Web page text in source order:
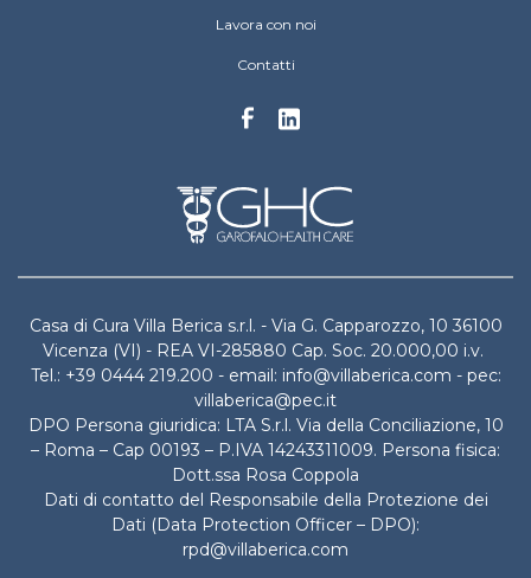
Lavora con noi
Contatti
Casa di Cura Villa Berica s.r.l. - Via G. Capparozzo, 10 36100
Vicenza (VI) - REA VI-285880 Cap. Soc. 20.000,00 i.v.
Tel.: +39 0444 219.200 - email: info@villaberica.com - pec:
villaberica@pec.it
DPO Persona giuridica: LTA S.r.l. Via della Conciliazione, 10
– Roma – Cap 00193 – P.IVA 14243311009. Persona fisica:
Dott.ssa Rosa Coppola
Dati di contatto del Responsabile della Protezione dei
Dati (Data Protection Officer – DPO):
rpd@villaberica.com